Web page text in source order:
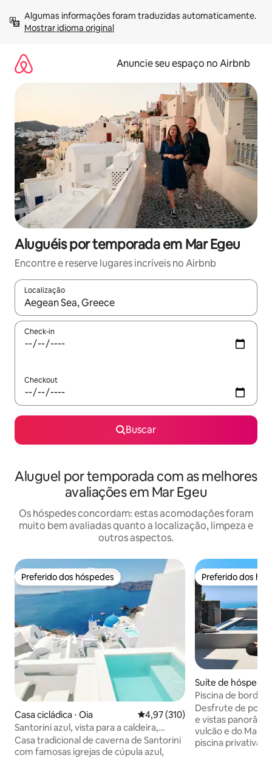
para
Mostrar idioma original
Anuncie seu espaço no Airbnb
Aluguéis por temporada em Mar Egeu
Encontre e reserve lugares incríveis no Airbnb
Localização
Quando os resultados estiverem disponíveis, explore-os
Check-in
Checkout
Buscar
Aluguel por temporada com as melhores
avaliações em Mar Egeu
Os hóspedes concordam: estas acomodações foram
muito bem avaliadas quanto a localização, limpeza e
outros aspectos.
Preferido dos hóspedes
Preferido dos hóspedes
Casa cicládica ⋅ Oia 4,97 de uma avaliação média de
4,97 (310)
Santorini azul, vista para a caldeira,
piscina privativa
Casa tradicional de caverna de Santorini
com famosas igrejas de cúpula azul,
Preferido dos
Preferido dos
Suíte de
Kallistis
Piscina de borda
Vista para o mar
Desfrute de
e vistas
vulcão e do Mar
piscina privativa e do